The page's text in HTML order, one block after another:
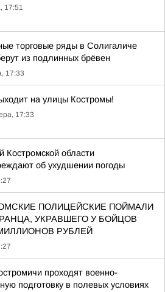
17:51
торговые ряды в Солигаличе
из подлинных брёвен
17:33
на улицы Костромы!
17:33
Костромской области
об ухудшении погоды
ПОЛИЦЕЙСКИЕ ПОЙМАЛИ
УКРАВШЕГО У БОЙЦОВ
РУБЛЕЙ
проходят военно-
подготовку в полевых условиях